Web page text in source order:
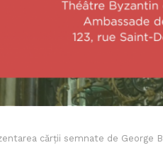
cărții semnate de George